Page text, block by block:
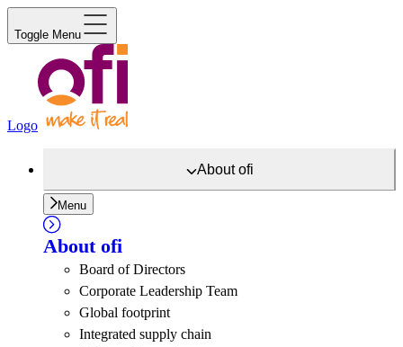
Toggle Menu
Logo
Aboutofi
Menu
About ofi
Board of Directors
Corporate Leadership Team
Global footprint
Integrated supply chain